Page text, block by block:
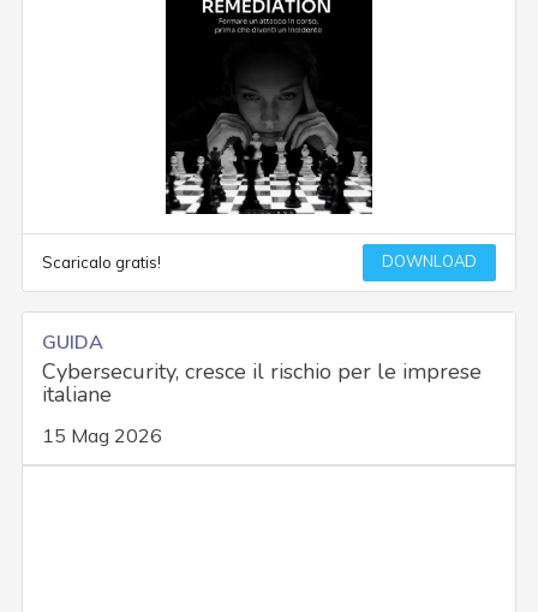
Scaricalo gratis! DOWNLOAD
GUIDA
Cybersecurity, cresce il rischio per le imprese
italiane
15 Mag 2026